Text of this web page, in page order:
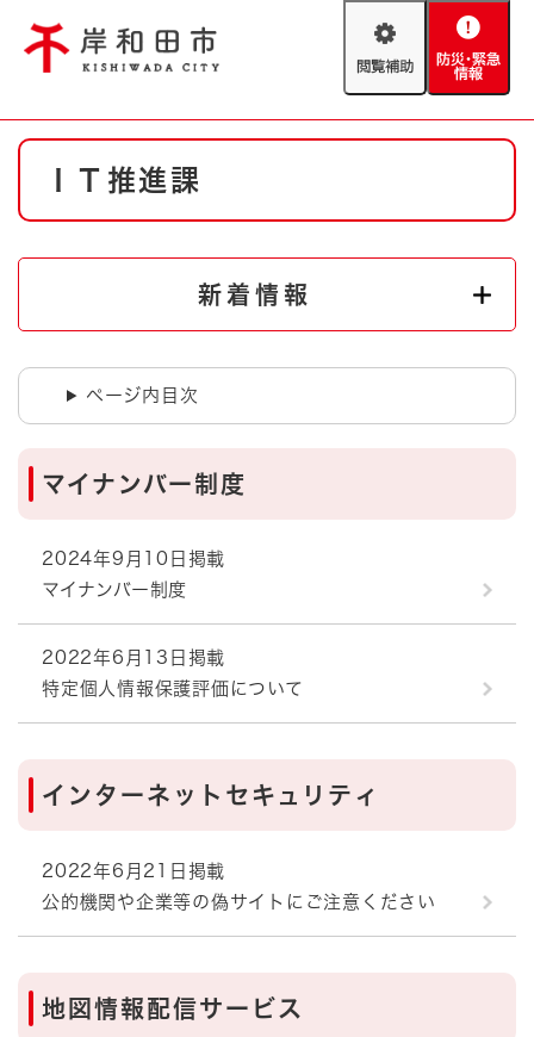
閲
助
防
緊
やさしい日本語
拡大
とじる
防災・緊急情報
ハザードマップ AED設置箇所
本
ＩＴ推進課
新着情報
ページ内目次
マイナンバー制度
2024年9月10日掲載
マイナンバー制度
2022年6月13日掲載
特定個人情報保護評価について
インターネットセキュリティ
2022年6月21日掲載
公的機関や企業等の偽サイトにご注意ください
地図情報配信サービス